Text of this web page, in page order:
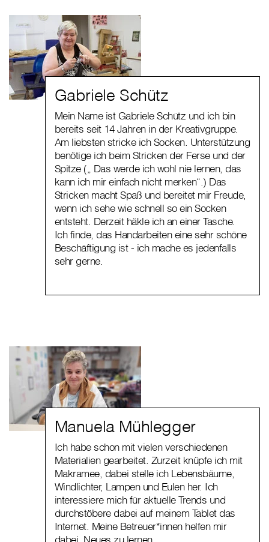
Gabriele Schütz
Mein Name ist Gabriele Schütz und ich bin
bereits seit 14 Jahren in der Kreativgruppe.
Am liebsten stricke ich Socken. Unterstützung
benötige ich beim Stricken der Ferse und der
Spitze („ Das werde ich wohl nie lernen, das
kann ich mir einfach nicht merken“.) Das
Stricken macht Spaß und bereitet mir Freude,
wenn ich sehe wie schnell so ein Socken
entsteht. Derzeit häkle ich an einer Tasche.
Ich finde, das Handarbeiten eine sehr schöne
Beschäftigung ist - ich mache es jedenfalls
sehr gerne.
Manuela Mühlegger
Ich habe schon mit vielen verschiedenen
Materialien gearbeitet. Zurzeit knüpfe ich mit
Makramee, dabei stelle ich Lebensbäume,
Windlichter, Lampen und Eulen her. Ich
interessiere mich für aktuelle Trends und
durchstöbere dabei auf meinem Tablet das
Internet. Meine Betreuer*innen helfen mir